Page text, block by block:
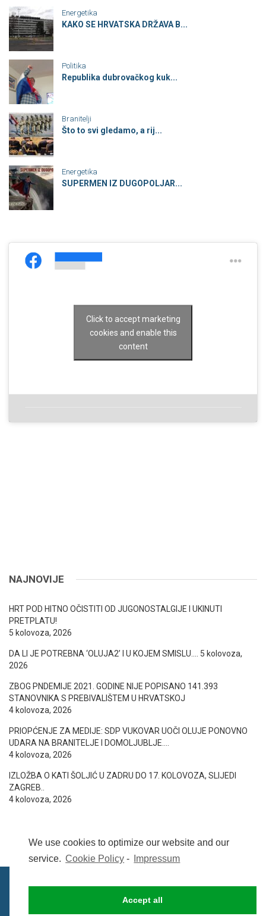
We use cookies to optimize our website and our
service. Cookie Policy - Impressum
Accept all
Energetika
KAKO SE HRVATSKA DRŽAVA B...
Politika
Republika dubrovačkog kuk...
Branitelji
Što to svi gledamo, a rij...
Energetika
SUPERMEN IZ DUGOPOLJAR...
Click to accept marketing
cookies and enable this
content
NAJNOVIJE
HRT POD HITNO OČISTITI OD JUGONOSTALGIJE I UKINUTI
PRETPLATU!
5 kolovoza, 2026
DA LI JE POTREBNA ‘OLUJA2’ I U KOJEM SMISLU…. 5 kolovoza,
2026
ZBOG PNDEMIJE 2021. GODINE NIJE POPISANO 141.393
STANOVNIKA S PREBIVALIŠTEM U HRVATSKOJ
4 kolovoza, 2026
PRIOPĆENJE ZA MEDIJE: SDP VUKOVAR UOČI OLUJE PONOVNO
UDARA NA BRANITELJE I DOMOLJUBLJE….
4 kolovoza, 2026
IZLOŽBA O KATI ŠOLJIĆ U ZADRU DO 17. KOLOVOZA, SLIJEDI
ZAGREB..
4 kolovoza, 2026